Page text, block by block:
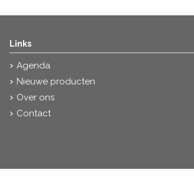
Links
Agenda
Nieuwe producten
Over ons
Contact